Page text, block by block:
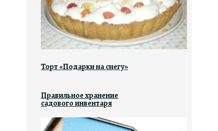
Торт «Подарки на снегу»
Правильное хранение
садового инвентаря